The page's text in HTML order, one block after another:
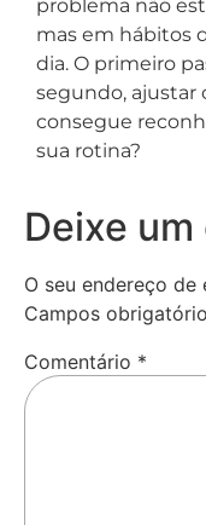
problema não
mas em hábitos
dia. O primeiro
segundo, ajustar
consegue
sua rotina?
Deixe
O seu endereço
Campos
Comentário *